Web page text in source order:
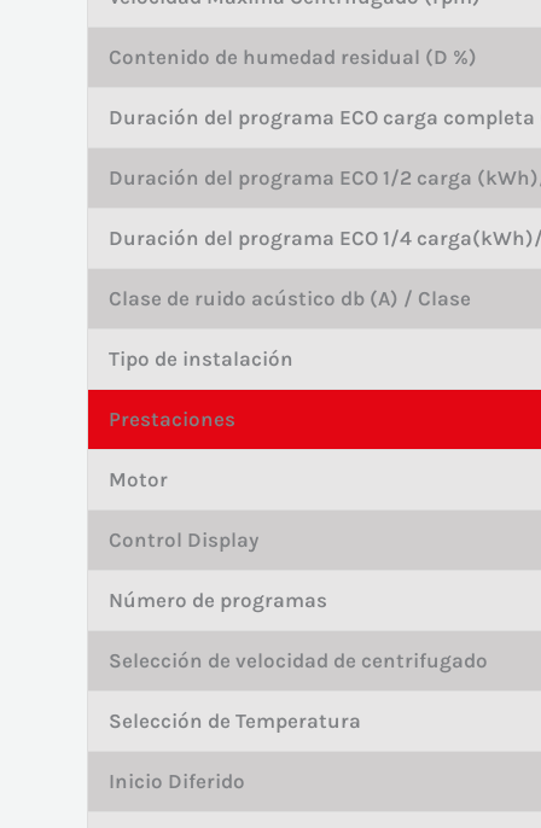
Contenido de humedad residual (D %)
Duración del programa ECO carga
Duración del programa ECO 1/2 carga
Duración del programa ECO 1/4
Clase de ruido acústico db (A) / Clase
Tipo de instalación
Prestaciones
Motor
Control Display
Número de programas
Selección de velocidad de centrifugado
Selección de Temperatura
Inicio Diferido